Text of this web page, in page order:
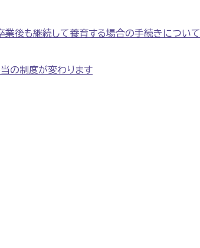
後も継続して養育する場合の手続きについて
の制度が変わります